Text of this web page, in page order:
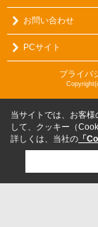
お問い合わせ
PCサイト
プライバ
当サイトでは、お客
して、クッキー（
詳しくは、当社の 「